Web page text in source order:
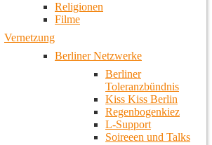
Religionen
Filme
Vernetzung
Berliner Netzwerke
Berliner
Toleranzbündnis
Kiss Kiss Berlin
Regenbogenkiez
L-Support
Soireeen und Talks